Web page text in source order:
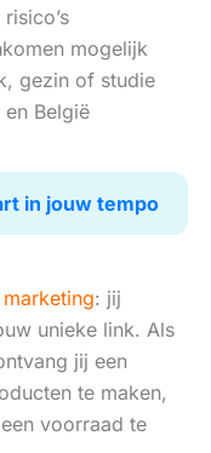
mogelijk
gezin of studie
België
in jouw tempo
: jij
unieke link. Als
jij een
te maken,
voorraad te